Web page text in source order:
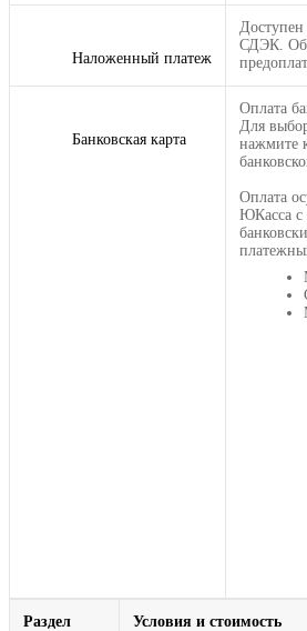
Наложенный платеж
Доступен
СДЭК.
Банковская карта
Оплата
Для
нажмите
Оплата
ЮКасса с
Раздел Условия и стоимость